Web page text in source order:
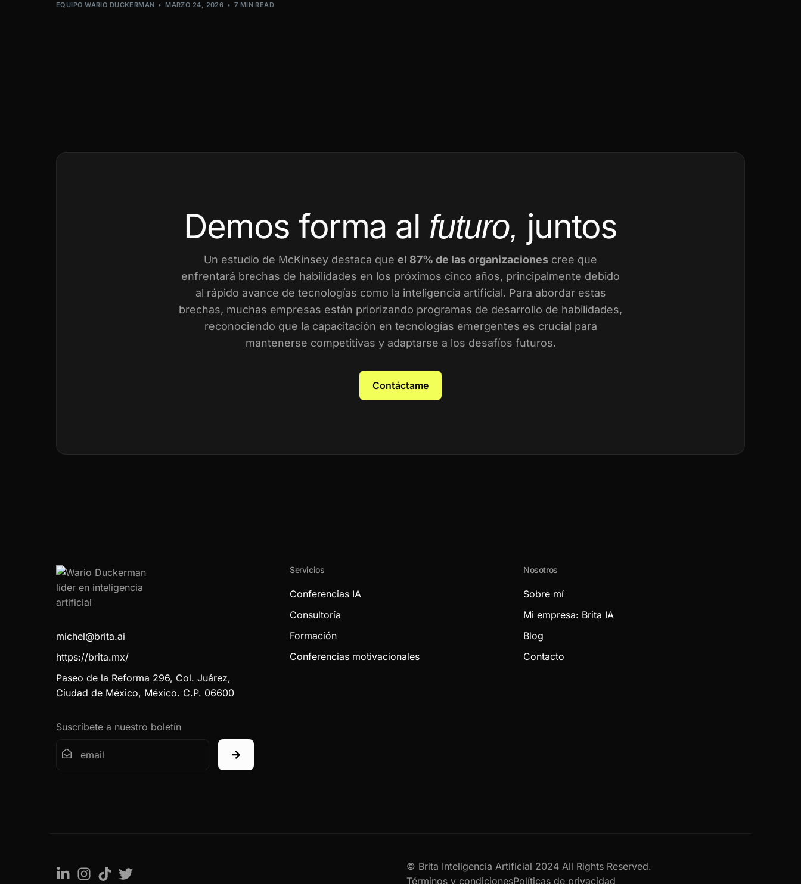
EQUIPO WARIO DUCKERMAN MARZO 24, 2026 7 MIN READ
Demos forma al futuro, juntos
Un estudio de McKinsey destaca que el 87% de las organizaciones cree que
enfrentará brechas de habilidades en los próximos cinco años, principalmente debido
al rápido avance de tecnologías como la inteligencia artificial. Para abordar estas
brechas, muchas empresas están priorizando programas de desarrollo de habilidades,
reconociendo que la capacitación en tecnologías emergentes es crucial para
mantenerse competitivas y adaptarse a los desafíos futuros.
Contáctame
michel@brita.ai
https://brita.mx/
Paseo de la Reforma 296, Col. Juárez,
Ciudad de México, México. C.P. 06600
Suscríbete a nuestro boletín
Servicios
Conferencias IA
Consultoría
Formación
Conferencias motivacionales
Nosotros
Sobre mí
Mi empresa: Brita IA
Blog
Contacto
© Brita Inteligencia Artificial 2024 All Rights Reserved.
Términos y condicionesPolíticas de privacidad